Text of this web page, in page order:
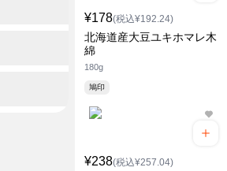
¥178(税込¥192.24)
北海道産大豆ユキホマレ木
綿
180g
鳩印
¥238(税込¥257.04)